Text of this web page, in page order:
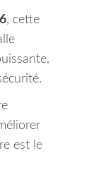
, cette
est le